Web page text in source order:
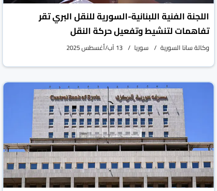
اللجنة الفنية اللبنانية-السورية للنقل البري تقر
تفاهمات لتنشيط وتفعيل حركة النقل
وكالة سانا السورية سوريا 13 آب/أغسطس 2025